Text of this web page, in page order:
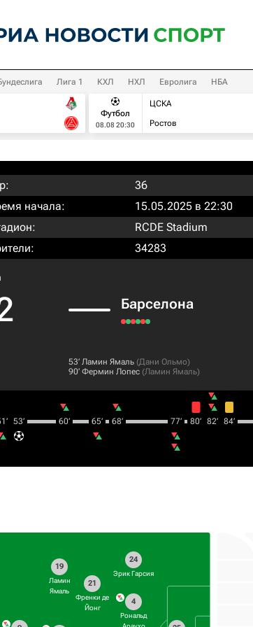
Лига 1 КХЛ НХЛ Евролига НБА
Футбол
08.08 20:30
ЦСКА
Ростов
36
начала:
15.05.2025 в 22:30
RCDE Stadium
34283
Барселона
53‎’‎ Ламин Ямаль (Дани Ольмо)
90‎’‎ Фермин Лопес (Ламин Ямаль)
53‎’‎ 60‎’‎ 65‎’‎ 68‎’‎ 77‎’‎ 80‎’‎ 82‎’‎ 84‎’‎
24
Эрик Гарсия
4
Рональд
21
Френки де
Йонг
19
Ламин
Ямаль